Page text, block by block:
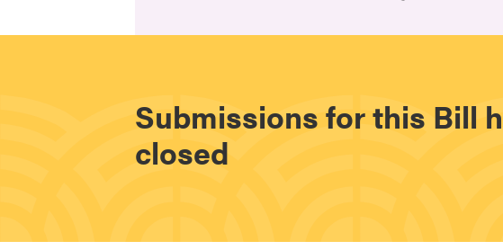
Submissions for this Bill
closed